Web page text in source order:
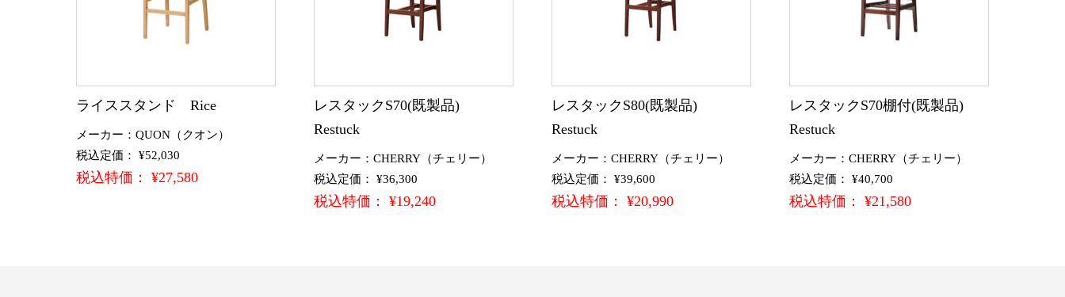
ライススタンド Rice
メーカー：QUON（クオン）
税込定価： ¥52,030
税込特価： ¥27,580
レスタックS70(既製品)
Restuck
メーカー：CHERRY（チェリー）
税込定価： ¥36,300
税込特価： ¥19,240
レスタックS80(既製品)
Restuck
メーカー：CHERRY（チェリー）
税込定価： ¥39,600
税込特価： ¥20,990
レスタックS70棚付(既製品)
Restuck
メーカー：CHERRY（チェリー）
税込定価： ¥40,700
税込特価： ¥21,580